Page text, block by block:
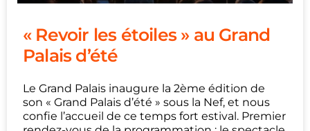
« Revoir les étoiles » au Grand
Palais d’été
Le Grand Palais inaugure la 2ème édition de
son « Grand Palais d’été » sous la Nef, et nous
confie l’accueil de ce temps fort estival. Premier